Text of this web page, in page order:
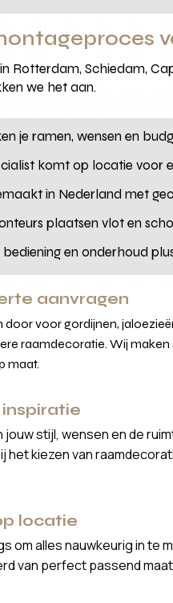
Rotterdam, Schiedam,
we het aan.
je ramen, wensen en
komt op locatie voor
in Nederland met
plaatsen vlot en
en onderhoud
aanvragen
door voor gordijnen,
raamdecoratie. Wij maken
maat.
stijl, wensen en de
het kiezen van
locatie
om alles nauwkeurig in te
van perfect passend